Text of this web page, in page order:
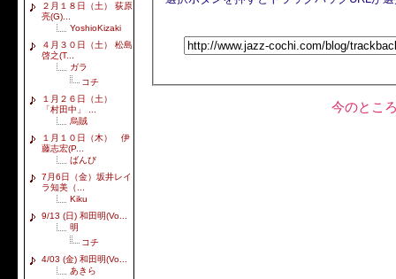
２月１８日（土） 荻原
亮(G)...
YoshioKizaki
４月３０日（土） 松島
啓之(T...
ガラ
コチ
１月２６日（土）
「村田中」 ...
烏賊
１月１０日（木） 伊
藤志宏(P...
ばんび
7月6日（金）坂井レイ
ラ知美（...
Kiku
9/13 (日) 和田明(Vo...
明
コチ
4/03 (金) 和田明(Vo...
あきら
今のとこ